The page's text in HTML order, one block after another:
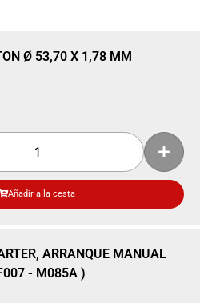
Ø 53,70 X 1,78 MM
Añadir a la cesta
ARRANQUE MANUAL
- M085A )